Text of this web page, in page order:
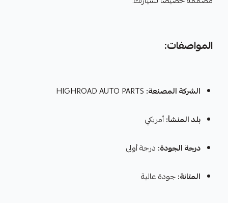
المواصفات:
الشركة المصنعة:
بلد المنشأ:أمريكي
درجة الجودة: درجة أولى
المتانة:جودة عالية